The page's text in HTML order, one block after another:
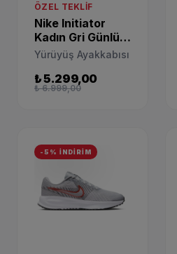
ÖZEL TEKLIF
Nike Initiator
Kadın Gri Günlük
Spor Ayakkabı
Yürüyüş Ayakkabısı
₺ 5.299,00
₺ 6.999,00
-5% İNDİRİM